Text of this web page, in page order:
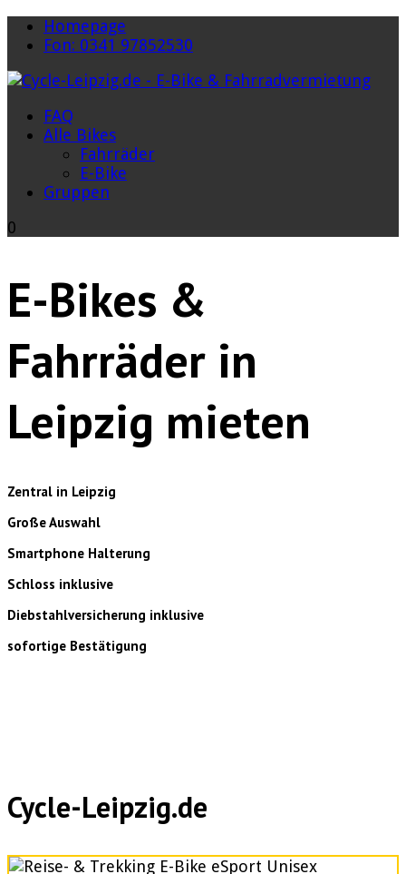
Homepage
Fon: 0341 97852530
FAQ
Alle Bikes
Fahrräder
E-Bike
Gruppen
0
E-Bikes &
Fahrräder in
Leipzig mieten
Zentral in Leipzig
Große Auswahl
Smartphone Halterung
Schloss inklusive
Diebstahlversicherung inklusive
sofortige Bestätigung
Cycle-Leipzig.de